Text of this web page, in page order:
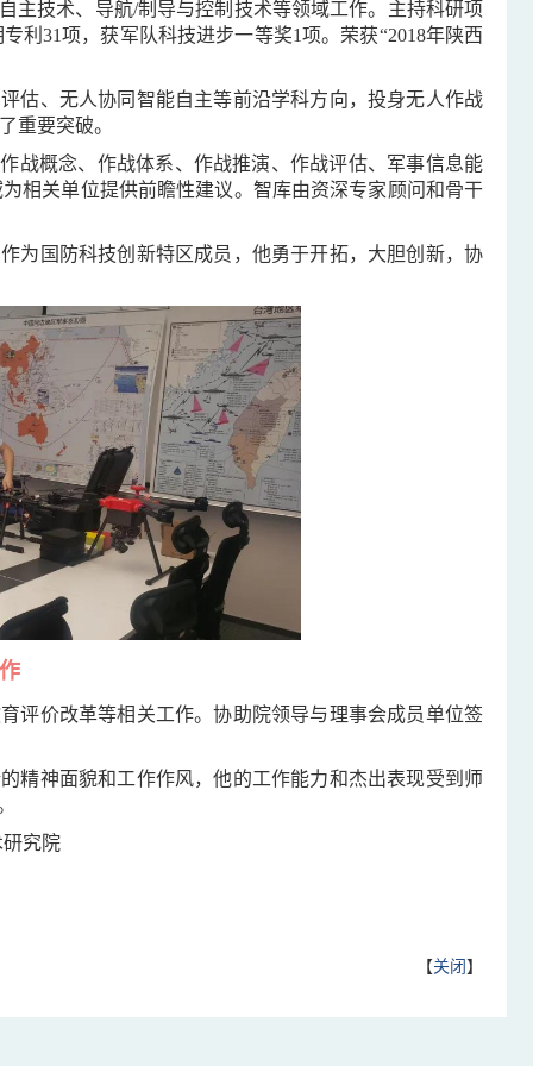
主技术、导航/制导与控制技术等领域工作。主持科研项
利31项，获军队科技进步一等奖1项。荣获“2018年陕西
估、无人协同智能自主等前沿学科方向，投身无人作战
重要突破。
战概念、作战体系、作战推演、作战评估、军事信息能
相关单位提供前瞻性建议。智库由资深专家顾问和骨干
为国防科技创新特区成员，他勇于开拓，大胆创新，协
评价改革等相关工作。协助院领导与理事会成员单位签
精神面貌和工作作风，他的工作能力和杰出表现受到师
究院
【关闭】